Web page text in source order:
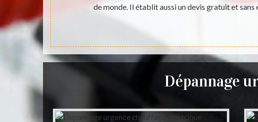
de monde. Il établit aussi un devis gratuit et sans
Dépannage